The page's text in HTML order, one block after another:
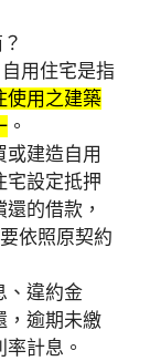
用住宅是指
使用之建築
。
或建造自用
宅設定抵押
的借款，
依照原契約
、違約金
，逾期未繳
計息。